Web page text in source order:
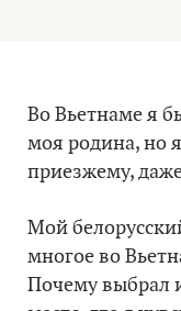
Во Вьетнаме я
моя родина, но
приезжему,
Мой
многое во
Почему выбрал